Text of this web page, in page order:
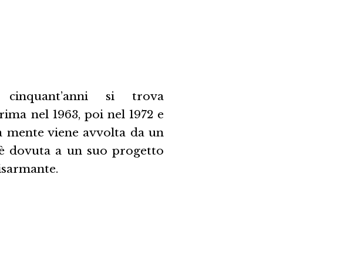
si trova
nel 1963, poi nel 1972 e
mente viene avvolta da un
dovuta a un suo progetto